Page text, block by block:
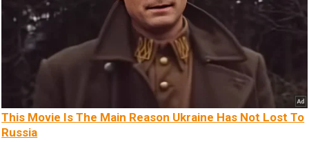
This Movie Is The Main Reason Ukraine Has Not Lost To
Russia